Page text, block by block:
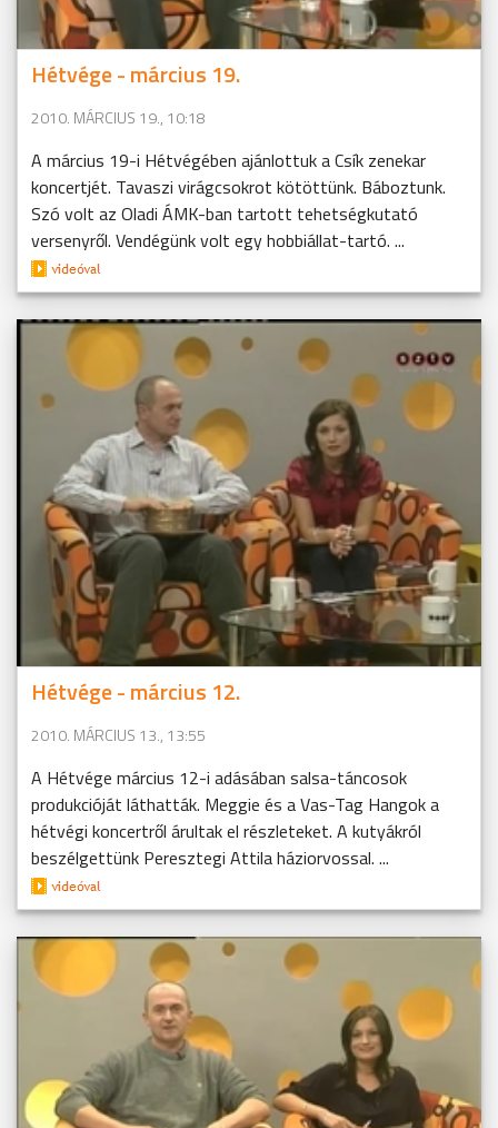
Hétvége - március 19.
2010. MÁRCIUS 19., 10:18
A március 19-i Hétvégében ajánlottuk a Csík zenekar
koncertjét. Tavaszi virágcsokrot kötöttünk. Báboztunk.
Szó volt az Oladi ÁMK-ban tartott tehetségkutató
versenyről. Vendégünk volt egy hobbiállat-tartó. ...
Hétvége - március 12.
2010. MÁRCIUS 13., 13:55
A Hétvége március 12-i adásában salsa-táncosok
produkcióját láthatták. Meggie és a Vas-Tag Hangok a
hétvégi koncertről árultak el részleteket. A kutyákról
beszélgettünk Peresztegi Attila háziorvossal. ...